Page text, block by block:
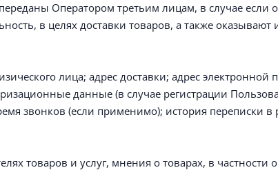
Оператором третьим лицам, в случае если
в целях доставки товаров, а также
лица; адрес доставки; адрес электронной
данные (в случае регистрации
звонков (если применимо); история переписки
товаров и услуг, мнения о товарах, в частности